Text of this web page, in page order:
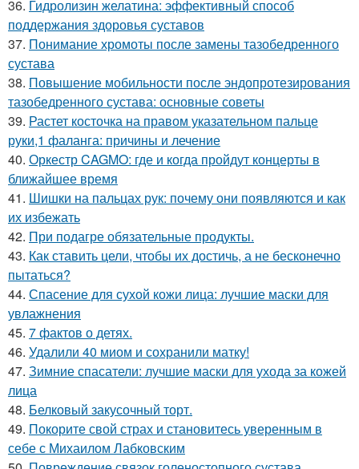
36. Гидролизин желатина: эффективный способ
поддержания здоровья суставов
37. Понимание хромоты после замены тазобедренного
сустава
38. Повышение мобильности после эндопротезирования
тазобедренного сустава: основные советы
39. Растет косточка на правом указательном пальце
руки,1 фаланга: причины и лечение
40. Оркестр CAGMO: где и когда пройдут концерты в
ближайшее время
41. Шишки на пальцах рук: почему они появляются и как
их избежать
42. При подагре обязательные продукты.
43. Как ставить цели, чтобы их достичь, а не бесконечно
пытаться?
44. Спасение для сухой кожи лица: лучшие маски для
увлажнения
45. 7 фактов о детях.
46. Удалили 40 миом и сохранили матку!
47. Зимние спасатели: лучшие маски для ухода за кожей
лица
48. Белковый закусочный торт.
49. Покорите свой страх и становитесь уверенным в
себе с Михаилом Лабковским